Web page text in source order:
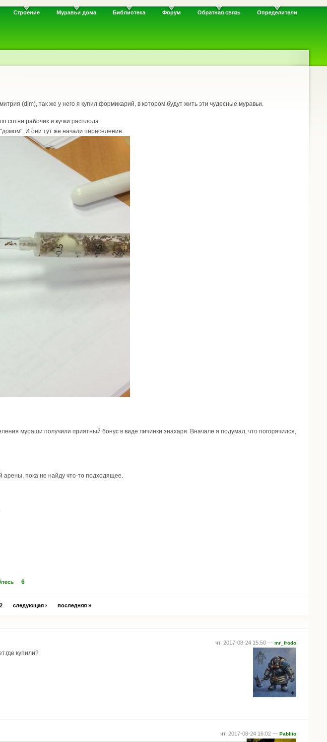
Строение Муравьи дома Библиотека Форум Обратная связь Определители
(dim), так же у него я купил формикарий, в котором будут жить эти чудесные муравьи.
сотни рабочих и кучки расплода.
И они тут же начали переселение.
мураши получили приятный бонус в виде личинки знахаря. Вначале я подумал, что погорячился,
арены, пока не найду что-то подходящее.
6
2 следующая › последняя »
чт, 2017-08-24 15:50 — mr_frodo
купили?
чт, 2017-08-24 16:02 — Pablito